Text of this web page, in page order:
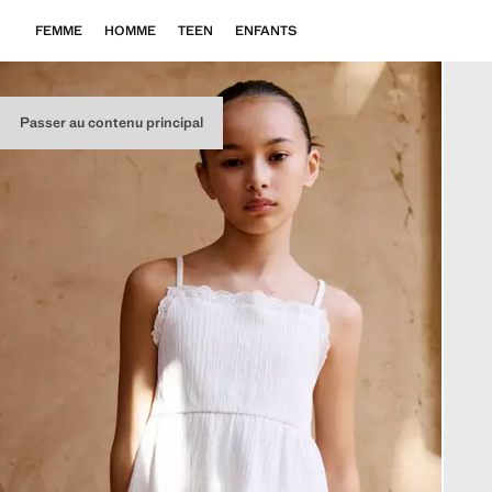
Passer au contenu principal
FEMME HOMME TEEN ENFANTS